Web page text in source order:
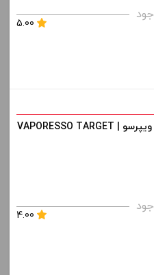
قیمت ، گزینه های محصول را
5.00
قیمت ، گزینه های محصول را
ویپ تارگت 80 ویپرسو | VAPORESSO TARGET
4.00